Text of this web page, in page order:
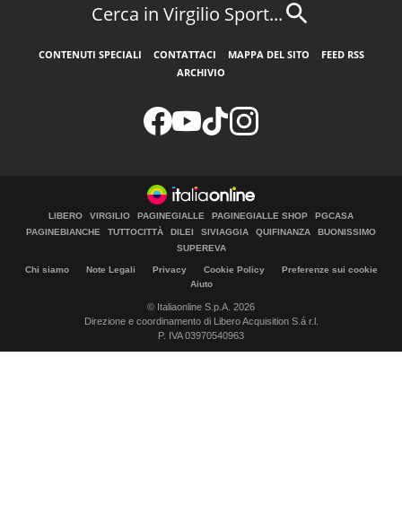
Cerca in Virgilio Sport...
CONTENUTI SPECIALI CONTATTACI MAPPA DEL SITO
FEED RSS
ARCHIVIO
LIBERO VIRGILIO PAGINEGIALLE PAGINEGIALLE SHOP
PGCASA
PAGINEBIANCHE
TUTTOCITTÀ DILEI SIVIAGGIA QUIFINANZA
BUONISSIMO
SUPEREVA
Chi siamo Note Legali Privacy Cookie Policy
Preferenze sui cookie
Aiuto
© Italiaonline S.p.A. 2026
Direzione e coordinamento di Libero Acquisition S.á r.l.
P. IVA 03970540963